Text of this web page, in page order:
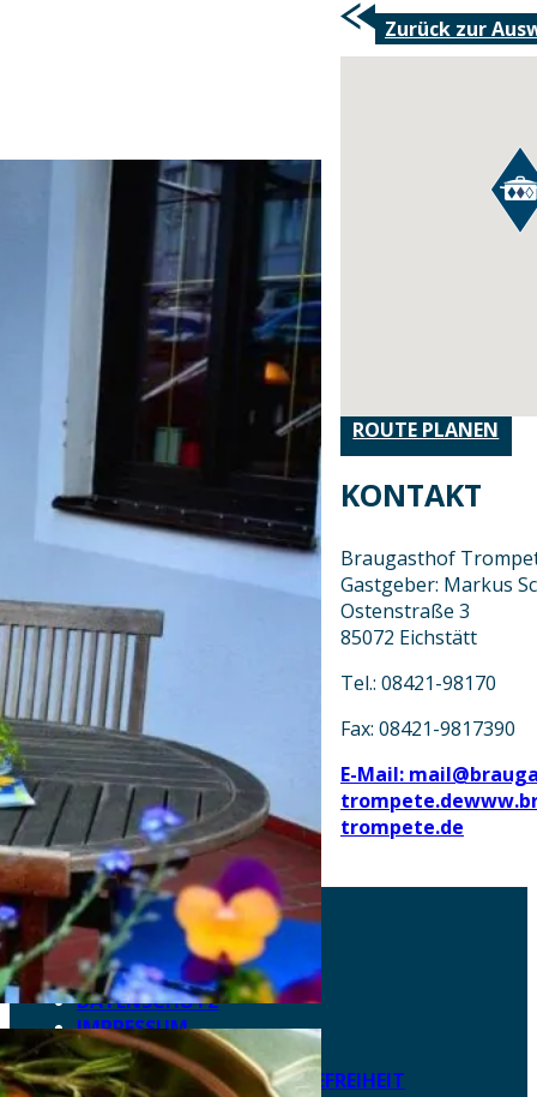
Zurück zur
ROUTE PLANEN
KONTAKT
Braugasthof
Gastgeber: Markus
Ostenstraße 3
85072 Eichstätt
Tel.: 08421-98170
Fax: 08421-9817390
E-Mail:
trompete.de
trompete.de
AKTUELLES
DOWNLOADS
DATENSCHUTZ
IMPRESSUM
LEICHTE SPRACHE
ERKLÄRUNG ZUR BARRIEREFREIHEIT